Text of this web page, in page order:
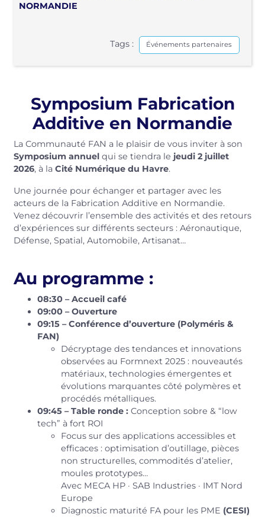
NORMANDIE
Tags : Événements partenaires
Symposium Fabrication
Additive en Normandie
La Communauté FAN a le plaisir de vous inviter à son
Symposium annuel qui se tiendra le jeudi 2 juillet
2026, à la Cité Numérique du Havre.
Une journée pour échanger et partager avec les
acteurs de la Fabrication Additive en Normandie.
Venez découvrir l’ensemble des activités et des retours
d’expériences sur différents secteurs : Aéronautique,
Défense, Spatial, Automobile, Artisanat…
Au programme :
08:30 – Accueil café
09:00 – Ouverture
09:15 – Conférence d’ouverture (Polyméris &
FAN)
Décryptage des tendances et innovations
observées au Formnext 2025 : nouveautés
matériaux, technologies émergentes et
évolutions marquantes côté polymères et
procédés métalliques.
09:45 – Table ronde : Conception sobre & “low
tech” à fort ROI
Focus sur des applications accessibles et
efficaces : optimisation d’outillage, pièces
non structurelles, commodités d’atelier,
moules prototypes…
Avec MECA HP · SAB Industries · IMT Nord
Europe
Diagnostic maturité FA pour les PME (CESI)